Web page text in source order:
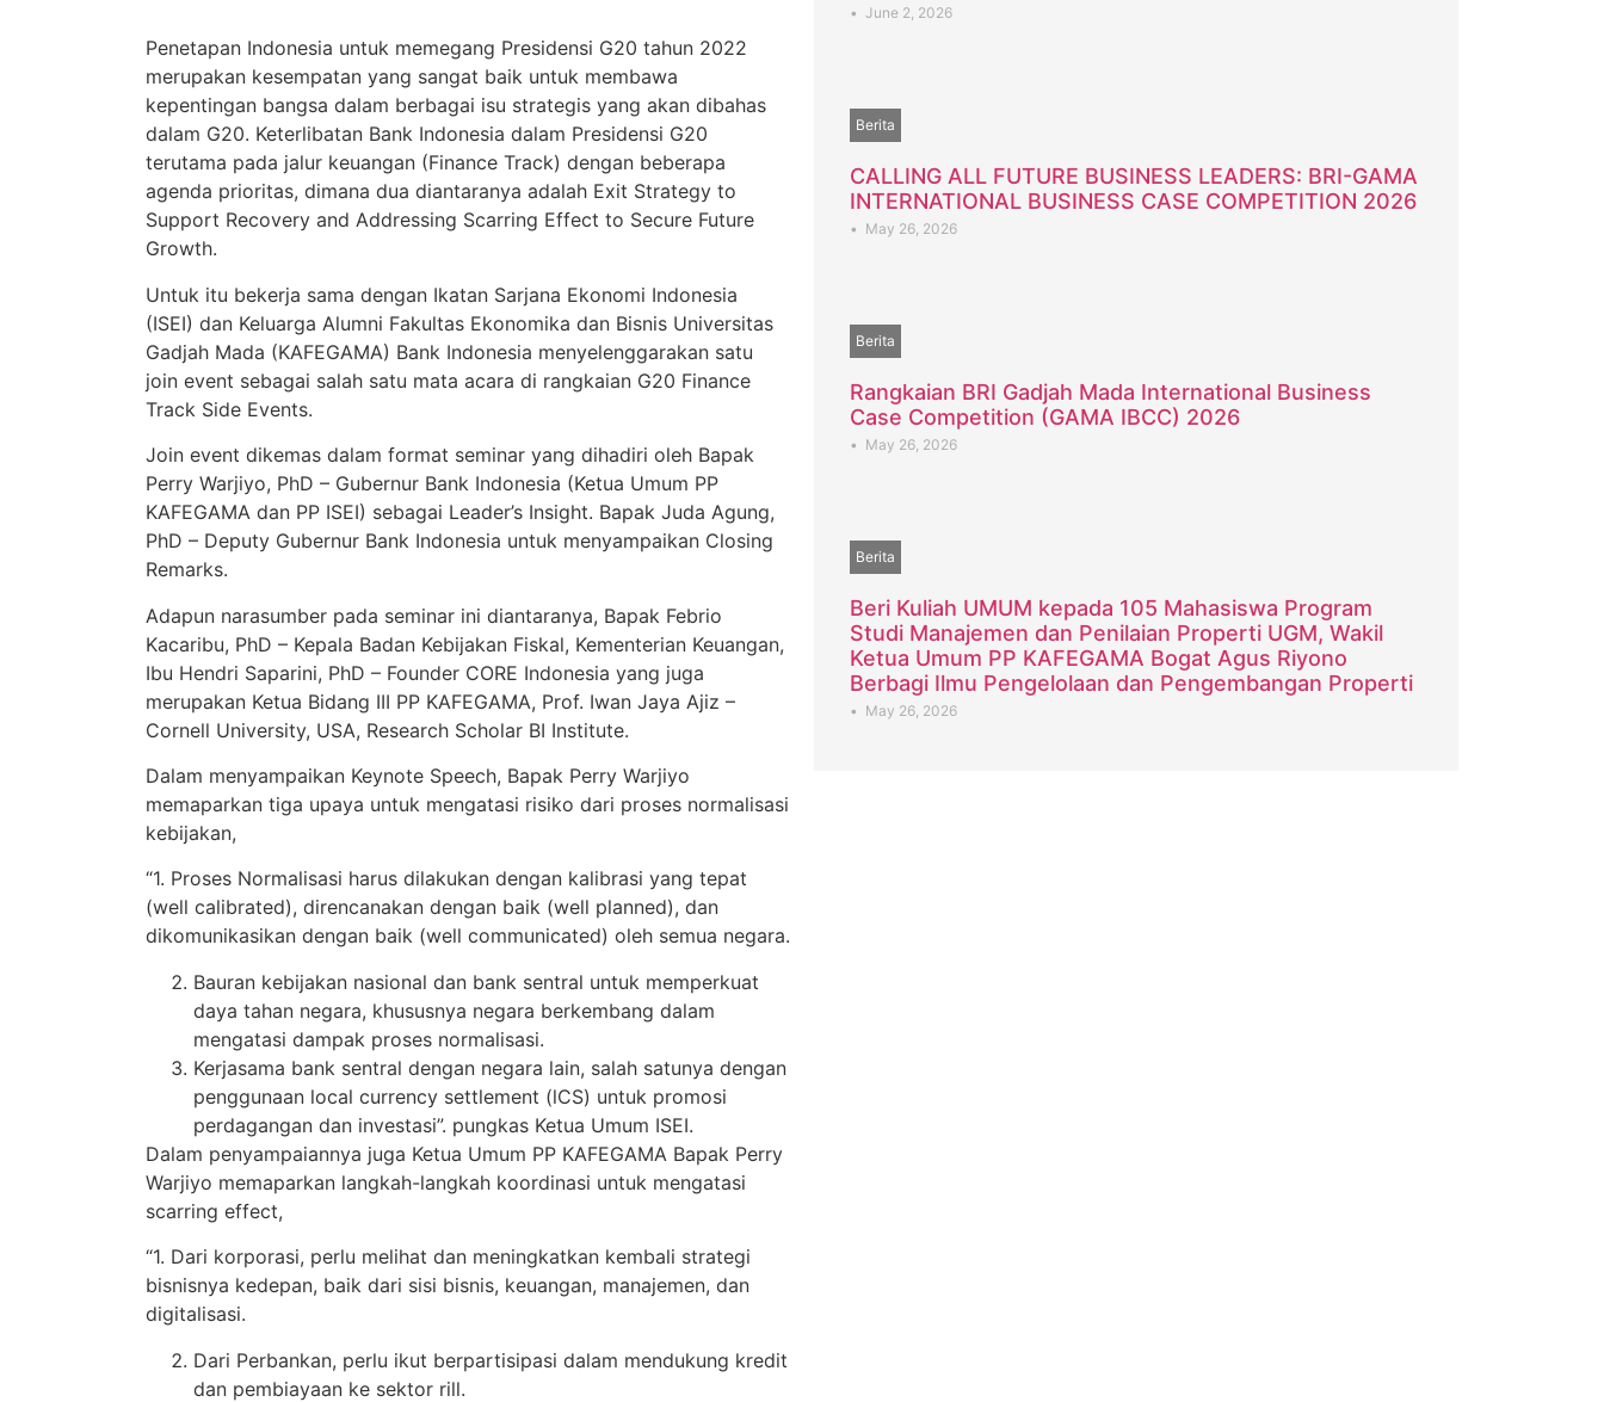
Penetapan Indonesia untuk memegang Presidensi G20 tahun 2022
merupakan kesempatan yang sangat baik untuk membawa
kepentingan bangsa dalam berbagai isu strategis yang akan dibahas
dalam G20. Keterlibatan Bank Indonesia dalam Presidensi G20
terutama pada jalur keuangan (Finance Track) dengan beberapa
agenda prioritas, dimana dua diantaranya adalah Exit Strategy to
Support Recovery and Addressing Scarring Effect to Secure Future
Growth.
Untuk itu bekerja sama dengan Ikatan Sarjana Ekonomi Indonesia
(ISEI) dan Keluarga Alumni Fakultas Ekonomika dan Bisnis Universitas
Gadjah Mada (KAFEGAMA) Bank Indonesia menyelenggarakan satu
join event sebagai salah satu mata acara di rangkaian G20 Finance
Track Side Events.
Join event dikemas dalam format seminar yang dihadiri oleh Bapak
Perry Warjiyo, PhD – Gubernur Bank Indonesia (Ketua Umum PP
KAFEGAMA dan PP ISEI) sebagai Leader’s Insight. Bapak Juda Agung,
PhD – Deputy Gubernur Bank Indonesia untuk menyampaikan Closing
Remarks.
Adapun narasumber pada seminar ini diantaranya, Bapak Febrio
Kacaribu, PhD – Kepala Badan Kebijakan Fiskal, Kementerian Keuangan,
Ibu Hendri Saparini, PhD – Founder CORE Indonesia yang juga
merupakan Ketua Bidang III PP KAFEGAMA, Prof. Iwan Jaya Ajiz –
Cornell University, USA, Research Scholar BI Institute.
Dalam menyampaikan Keynote Speech, Bapak Perry Warjiyo
memaparkan tiga upaya untuk mengatasi risiko dari proses normalisasi
kebijakan,
“1. Proses Normalisasi harus dilakukan dengan kalibrasi yang tepat
(well calibrated), direncanakan dengan baik (well planned), dan
dikomunikasikan dengan baik (well communicated) oleh semua negara.
Bauran kebijakan nasional dan bank sentral untuk memperkuat
daya tahan negara, khususnya negara berkembang dalam
mengatasi dampak proses normalisasi.
Kerjasama bank sentral dengan negara lain, salah satunya dengan
penggunaan local currency settlement (lCS) untuk promosi
perdagangan dan investasi”. pungkas Ketua Umum ISEI.
Dalam penyampaiannya juga Ketua Umum PP KAFEGAMA Bapak Perry
Warjiyo memaparkan langkah-langkah koordinasi untuk mengatasi
scarring effect,
“1. Dari korporasi, perlu melihat dan meningkatkan kembali strategi
bisnisnya kedepan, baik dari sisi bisnis, keuangan, manajemen, dan
digitalisasi.
Dari Perbankan, perlu ikut berpartisipasi dalam mendukung kredit
dan pembiayaan ke sektor rill.
• June 2, 2026
Berita
CALLING ALL FUTURE BUSINESS LEADERS: BRI-GAMA
INTERNATIONAL BUSINESS CASE COMPETITION 2026
• May 26, 2026
Berita
Rangkaian BRI Gadjah Mada International Business
Case Competition (GAMA IBCC) 2026
• May 26, 2026
Berita
Beri Kuliah UMUM kepada 105 Mahasiswa Program
Studi Manajemen dan Penilaian Properti UGM, Wakil
Ketua Umum PP KAFEGAMA Bogat Agus Riyono
Berbagi Ilmu Pengelolaan dan Pengembangan Properti
• May 26, 2026